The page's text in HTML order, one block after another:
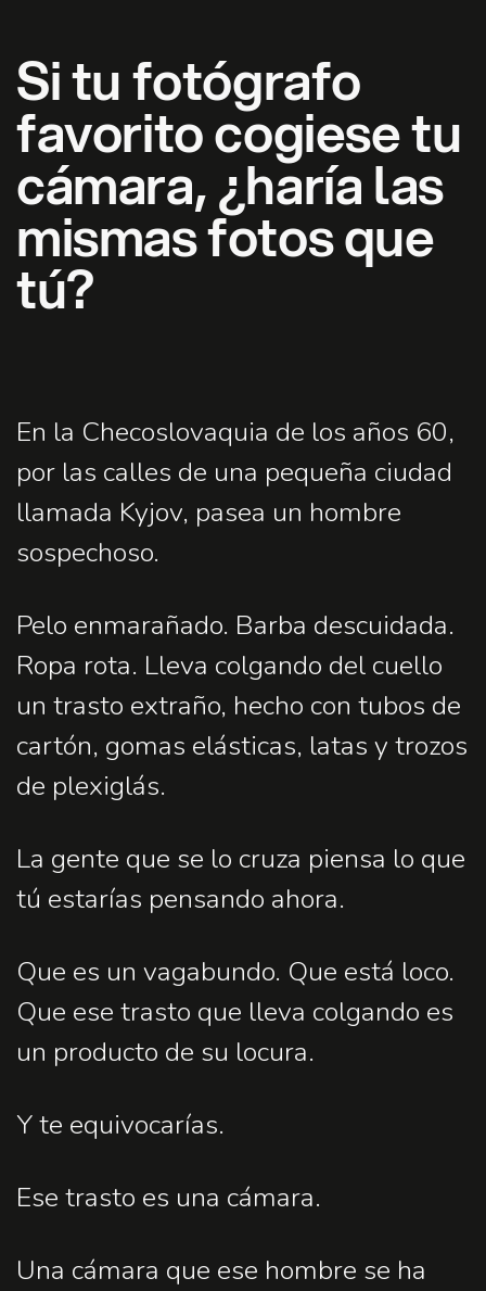
Si tu fotógrafo
favorito cogiese tu
cámara, ¿haría las
mismas fotos que
tú?
En la Checoslovaquia de los años 60,
por las calles de una pequeña ciudad
llamada Kyjov, pasea un hombre
sospechoso.
Pelo enmarañado. Barba descuidada.
Ropa rota. Lleva colgando del cuello
un trasto extraño, hecho con tubos de
cartón, gomas elásticas, latas y trozos
de plexiglás.
La gente que se lo cruza piensa lo que
tú estarías pensando ahora.
Que es un vagabundo. Que está loco.
Que ese trasto que lleva colgando es
un producto de su locura.
Y te equivocarías.
Ese trasto es una cámara.
Una cámara que ese hombre se ha